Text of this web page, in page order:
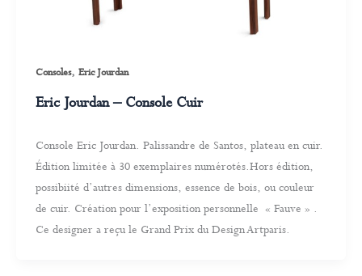
Consoles, Eric Jourdan
Eric Jourdan – Console Cuir
Console Eric Jourdan. Palissandre de Santos, plateau en cuir.
Édition limitée à 30 exemplaires numérotés.Hors édition,
possibiité d’autres dimensions, essence de bois, ou couleur
de cuir. Création pour l’exposition personnelle « Fauve » .
Ce designer a reçu le Grand Prix du Design Artparis.